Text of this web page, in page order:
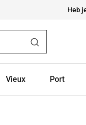
Heb
Vieux Port